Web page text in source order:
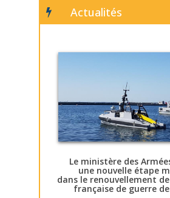
Actualités
Le ministère des
une nouvelle étape
dans le renouvellement
française de guerre